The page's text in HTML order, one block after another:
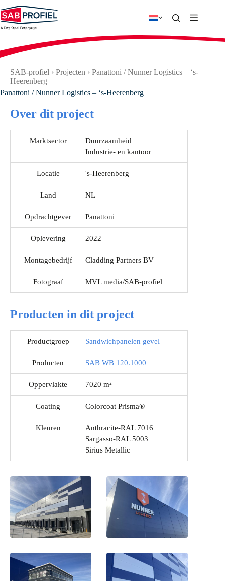
naar
de
inhoud
SAB-profiel › Projecten › Panattoni / Nunner Logistics – ‘s-
Heerenberg
Panattoni / Nunner Logistics – ‘s-Heerenberg
Over dit project
Marktsector
Duurzaamheid
Industrie- en kantoor
Locatie 's-Heerenberg
Land NL
Opdrachtgever Panattoni
Oplevering 2022
Montagebedrijf Cladding Partners BV
Fotograaf MVL media/SAB-profiel
Producten in dit project
Productgroep Sandwichpanelen gevel
Producten SAB WB 120.1000
Oppervlakte 7020 m²
Coating Colorcoat Prisma®
Kleuren
Anthracite-RAL 7016
Sargasso-RAL 5003
Sirius Metallic